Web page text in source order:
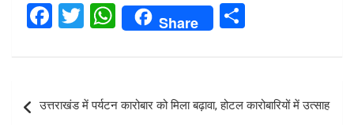
F
ce
o
T
tt
er
W
h
at
A
Share
ar
navigation
उत्तराखंड में पर्यटन कारोबार को मिला बढ़ावा, होटल कारोबारियों में उत्साह